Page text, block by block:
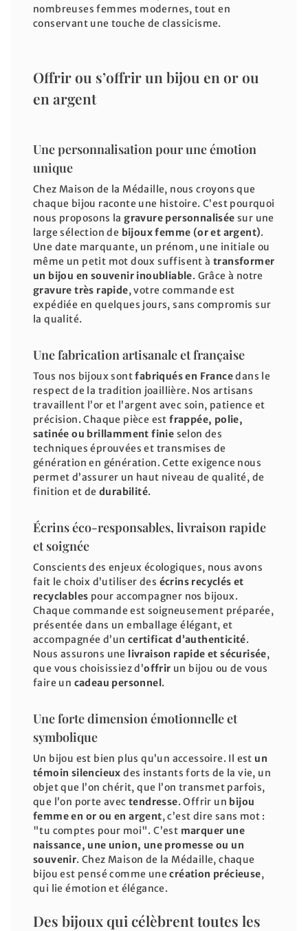
nombreuses femmes modernes, tout en
conservant une touche de classicisme.
Offrir ou s’offrir un bijou en or ou
en argent
Une personnalisation pour une émotion
unique
Chez Maison de la Médaille, nous croyons que
chaque bijou raconte une histoire. C’est pourquoi
nous proposons lagravure personnalisée sur une
large sélection de bijoux femme (or et argent).
Une date marquante, un prénom, une initiale ou
même un petit mot doux suffisent à transformer
un bijou en souvenir inoubliable. Grâce à notre
gravure très rapide, votre commande est
expédiée en quelques jours, sans compromis sur
la qualité.
Une fabrication artisanale et française
Tous nos bijoux sontfabriqués en Francedans le
respect de la tradition joaillière. Nos artisans
travaillent l’or et l’argent avec soin, patience et
précision. Chaque pièce estfrappée, polie,
satinée ou brillamment finie selon des
techniques éprouvées et transmises de
génération en génération. Cette exigence nous
permet d’assurer un haut niveau de qualité, de
finition et dedurabilité.
Écrins éco-responsables, livraison rapide
et soignée
Conscients des enjeux écologiques, nous avons
fait le choix d’utiliser des écrins recyclés et
recyclables pour accompagner nos bijoux.
Chaque commande est soigneusement préparée,
présentée dans un emballage élégant, et
accompagnée d’un certificat d’authenticité.
Nous assurons une livraison rapide et sécurisée,
que vous choisissiez d’offrir un bijou ou de vous
faire un cadeau personnel.
Une forte dimension émotionnelle et
symbolique
Un bijou est bien plus qu’un accessoire. Il est un
témoin silencieux des instants forts de la vie, un
objet que l’on chérit, que l’on transmet parfois,
que l’on porte avec tendresse. Offrir un bijou
femme en or ou en argent, c’est dire sans mot :
"tu comptes pour moi". C’est marquer une
naissance, une union, une promesse ou un
souvenir. Chez Maison de la Médaille, chaque
bijou est pensé comme unecréation précieuse,
qui lie émotion et élégance.
Des bijoux qui célèbrent toutes les